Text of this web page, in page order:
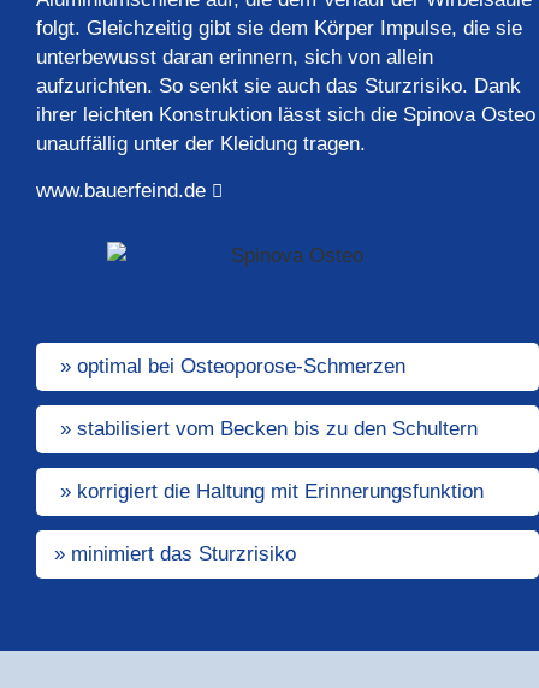
folgt. Gleichzeitig gibt sie dem Körper Impulse, die sie
unterbewusst daran erinnern, sich von allein
aufzurichten. So senkt sie auch das Sturzrisiko. Dank
ihrer leichten Konstruktion lässt sich die Spinova Osteo
unauffällig unter der Kleidung tragen.
www.bauerfeind.de
» optimal bei Osteoporose-Schmerzen
» stabilisiert vom Becken bis zu den Schultern
» korrigiert die Haltung mit Erinnerungsfunktion
» minimiert das Sturzrisiko